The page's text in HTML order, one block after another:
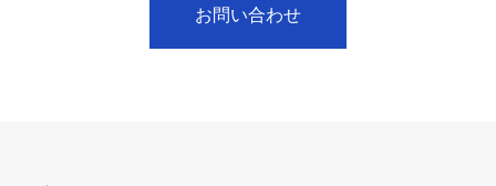
お問い合わせ